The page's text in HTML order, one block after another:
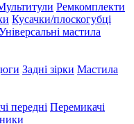
Ремкомплекти
Кусачки/плоскогубці
мастила
Задні зірки Мастила
передні Перемикачі